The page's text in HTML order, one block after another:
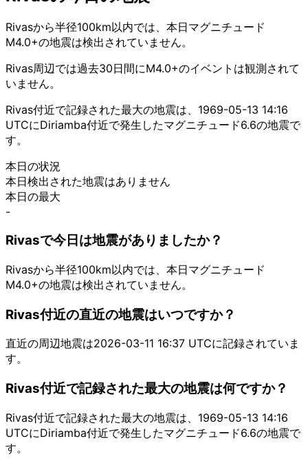
Rivasから半径100km以内では、本日マグニチュード
M4.0+の地震は検出されていません。
Rivas周辺では過去30日間にM4.0+のイベントは観測されて
いません。
Rivas付近で記録された最大の地震は、1969-05-13 14:16
UTCにDiriamba付近で発生したマグニチュード6.6の地震で
す。
本日の状況
本日検出された地震はありません
本日の最大
-
Rivasで今日は地震がありましたか？
Rivasから半径100km以内では、本日マグニチュード
M4.0+の地震は検出されていません。
Rivas付近の直近の地震はいつですか？
直近の周辺地震は2026-03-11 16:37 UTCに記録されていま
す。
Rivas付近で記録された最大の地震は何ですか？
Rivas付近で記録された最大の地震は、1969-05-13 14:16
UTCにDiriamba付近で発生したマグニチュード6.6の地震で
す。